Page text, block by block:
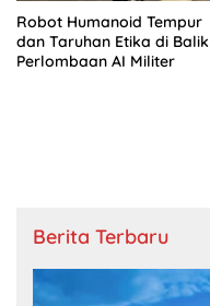
Robot Humanoid Tempur
dan Taruhan Etika di Balik
Perlombaan AI Militer
Berita Terbaru